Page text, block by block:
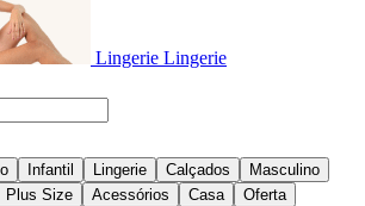
Lingerie Lingerie
Infantil Lingerie Calçados
Masculino
Plus Size Acessórios Casa Oferta